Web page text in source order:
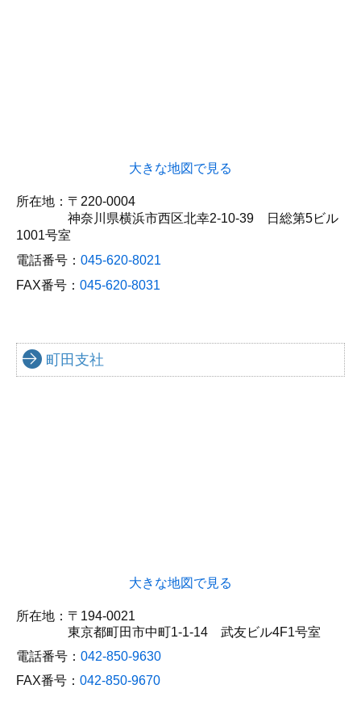
大きな地図で見る
所在地：〒220-0004
神奈川県横浜市西区北幸2-10-39
日総第5ビル
1001号室
電話番号： 045-620-8021
FAX番号： 045-620-8031
町田支社
大きな地図で見る
所在地： 〒194-0021
東京都町田市中町1-1-14 武友ビル4F1号室
電話番号： 042-850-9630
FAX番号： 042-850-9670